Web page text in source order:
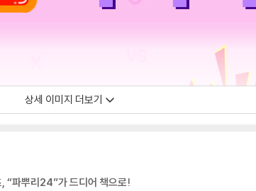
상세 이미지 더보기
“파뿌리24”가 드디어 책으로!